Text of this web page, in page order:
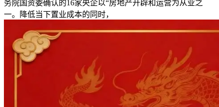
务院国资委确认的16家央企以“房地产开辟和运营为从业之
一。降低当下置业成本的同时，